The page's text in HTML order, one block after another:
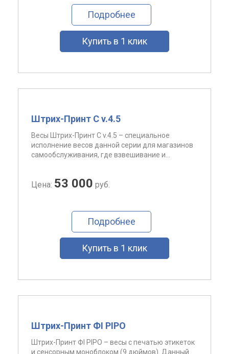
Подробнее
Купить в 1 клик
Штрих-Принт С v.4.5
Весы Штрих-Принт C v.4.5 – специальное
исполнение весов данной серии для магазинов
самообслуживания, где взвешивание и...
Цена: 53 000 руб.
Подробнее
Купить в 1 клик
Штрих-Принт ФI PIPO
Штрих-Принт ФI PIPO – весы с печатью этикеток
и сенсорным моноблоком (9 дюймов). Данный